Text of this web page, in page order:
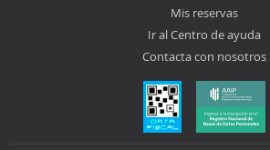
Mis reservas
Ir al Centro de ayuda
Contacta con nosotros